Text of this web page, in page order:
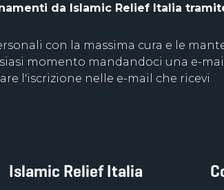
da Islamic Relief Italia
con la massima cura e le
momento mandandoci una e-
l'iscrizione nelle e-mail che ricevi
Islamic Relief Italia